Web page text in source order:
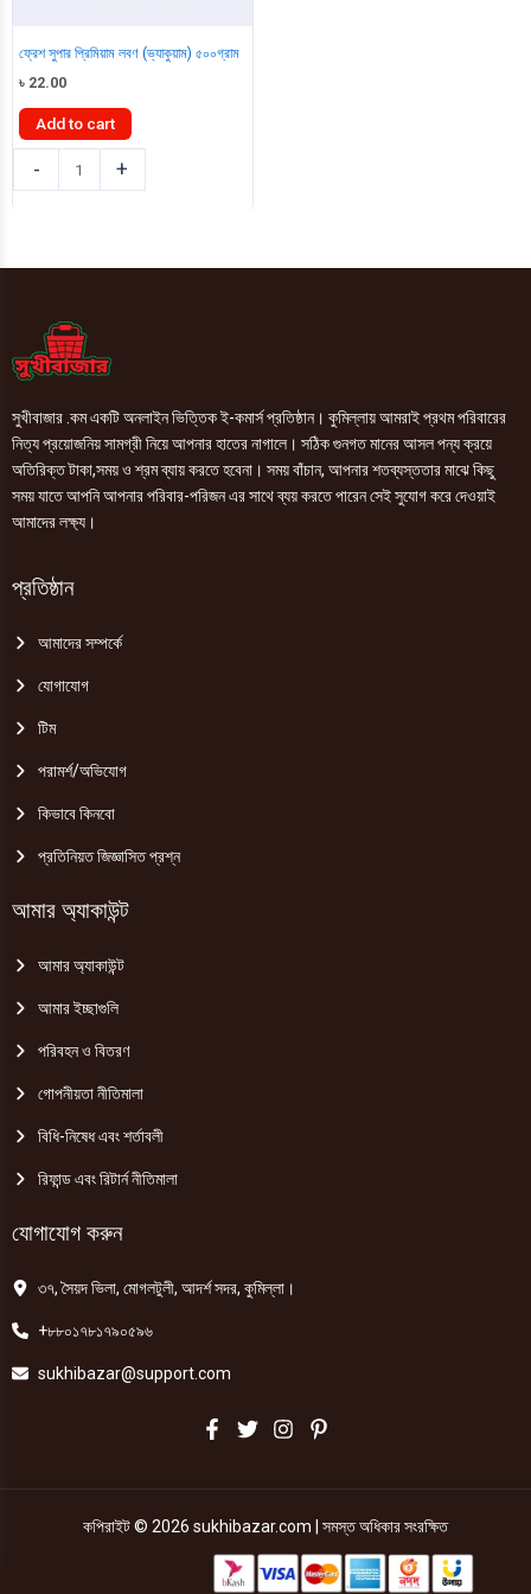
ফ্রেশ সুপার প্রিমিয়াম লবণ (ভ্যাকুয়াম) ৫০০গ্রাম
৳ 22.00
Add to cart
-
সুপার
(ভ্যাকুয়াম)
+
সুখীবাজার .কম একটি অনলাইন ভিত্তিক ই-কমার্স প্রতিষ্ঠান। কুমিল্লায় আমরাই প্রথম পরিবারের
নিত্য প্রয়োজনিয় সামগ্রী নিয়ে আপনার হাতের নাগালে। সঠিক গুনগত মানের আসল পন্য ক্রয়ে
অতিরিক্ত টাকা,সময় ও শ্রম ব্যায় করতে হবেনা। সময় বাঁচান, আপনার শতব্যস্ততার মাঝে কিছু
সময় যাতে আপনি আপনার পরিবার-পরিজন এর সাথে ব্যয় করতে পারেন সেই সুযোগ করে দেওয়াই
আমাদের লক্ষ্য।
প্রতিষ্ঠান
আমাদের সম্পর্কে
যোগাযোগ
টিম
পরামর্শ/অভিযোগ
কিভাবে কিনবো
প্রতিনিয়ত জিজ্ঞাসিত প্রশ্ন
আমার অ্যাকাউন্ট
আমার অ্যাকাউন্ট
আমার ইচ্ছাগুলি
পরিবহন ও বিতরণ
গোপনীয়তা নীতিমালা
বিধি-নিষেধ এবং শর্তাবলী
রিফান্ড এবং রিটার্ন নীতিমালা
যোগাযোগ করুন
৩৭, সৈয়দ ভিলা, মোগলটুলী, আদর্শ সদর, কুমিল্লা।
+৮৮০১৭৮১৭৯০৫৯৬
sukhibazar@support.com
কপিরাইট © 2026 sukhibazar.com | সমস্ত অধিকার সংরক্ষিত